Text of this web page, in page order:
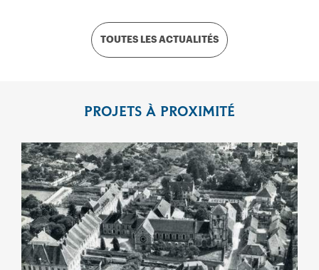
TOUTES LES ACTUALITÉS
PROJETS À PROXIMITÉ